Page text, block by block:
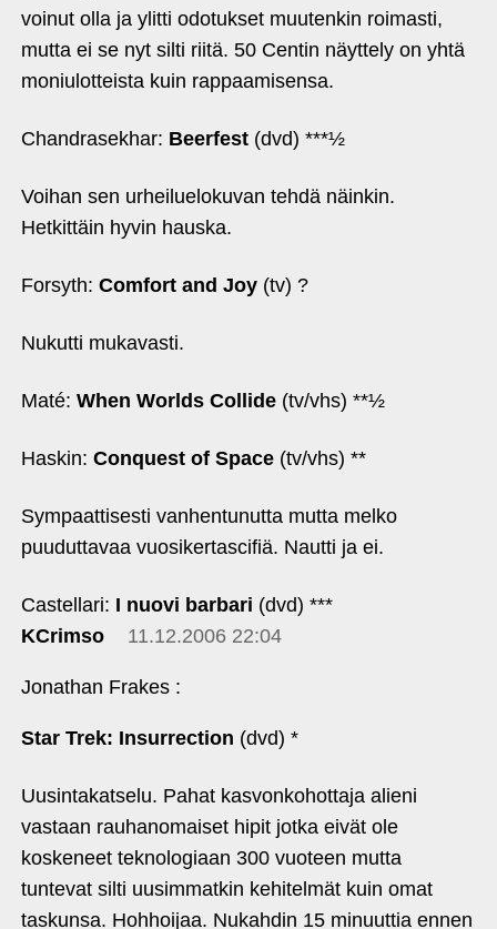
voinut olla ja ylitti odotukset muutenkin roimasti,
mutta ei se nyt silti riitä. 50 Centin näyttely on yhtä
moniulotteista kuin rappaamisensa.
Chandrasekhar: Beerfest(dvd) ***½
Voihan sen urheiluelokuvan tehdä näinkin.
Hetkittäin hyvin hauska.
Forsyth: Comfort and Joy(tv) ?
Nukutti mukavasti.
Maté: When Worlds Collide(tv/vhs) **½
Haskin: Conquest of Space(tv/vhs) **
Sympaattisesti vanhentunutta mutta melko
puuduttavaa vuosikertascifiä. Nautti ja ei.
Castellari: I nuovi barbari (dvd) ***
KCrimso
11.12.2006 22:04
Jonathan Frakes :
Star Trek: Insurrection (dvd) *
Uusintakatselu. Pahat kasvonkohottaja alieni
vastaan rauhanomaiset hipit jotka eivät ole
koskeneet teknologiaan 300 vuoteen mutta
tuntevat silti uusimmatkin kehitelmät kuin omat
taskunsa. Hohhoijaa. Nukahdin 15 minuuttia ennen